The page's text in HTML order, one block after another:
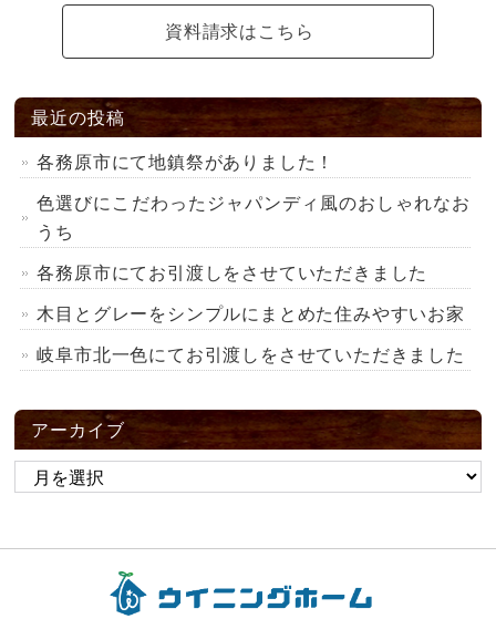
資料請求はこちら
最近の投稿
各務原市にて地鎮祭がありました！
色選びにこだわったジャパンディ風のおしゃれなお
うち
各務原市にてお引渡しをさせていただきました
木目とグレーをシンプルにまとめた住みやすいお家
岐阜市北一色にてお引渡しをさせていただきました
アーカイブ